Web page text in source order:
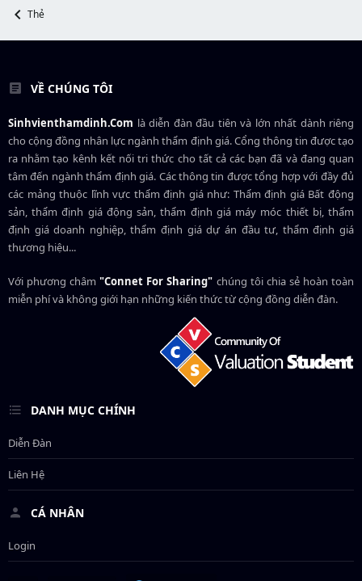
Thẻ
VỀ CHÚNG TÔI
Sinhvienthamdinh.Com là diễn đàn đầu tiên và lớn nhất dành riêng
cho cộng đồng nhân lực ngànhthẩm định giá. Cổng thông tin được tạo
ra nhằm tạo kênh kết nối tri thức cho tất cả các bạn đã và đang quan
tâm đến ngành thẩm định giá. Các thông tin được tổng hợp với đầy đủ
các mảng thuộc lĩnh vực thẩm định giá như: Thẩm định giá Bất động
sản, thẩm định giá động sản, thẩm định giá máy móc thiết bị, thẩm
định giá doanh nghiệp, thẩm định giá dự án đầu tư, thẩm định giá
thương hiệu...
Với phương châm"Connet For Sharing" chúng tôi chia sẻ hoàn toàn
miễn phí và không giới hạn những kiến thức từ cộng đồng diễn đàn.
DANH MỤC CHÍNH
Diễn Đàn
Liên Hệ
CÁ NHÂN
Login